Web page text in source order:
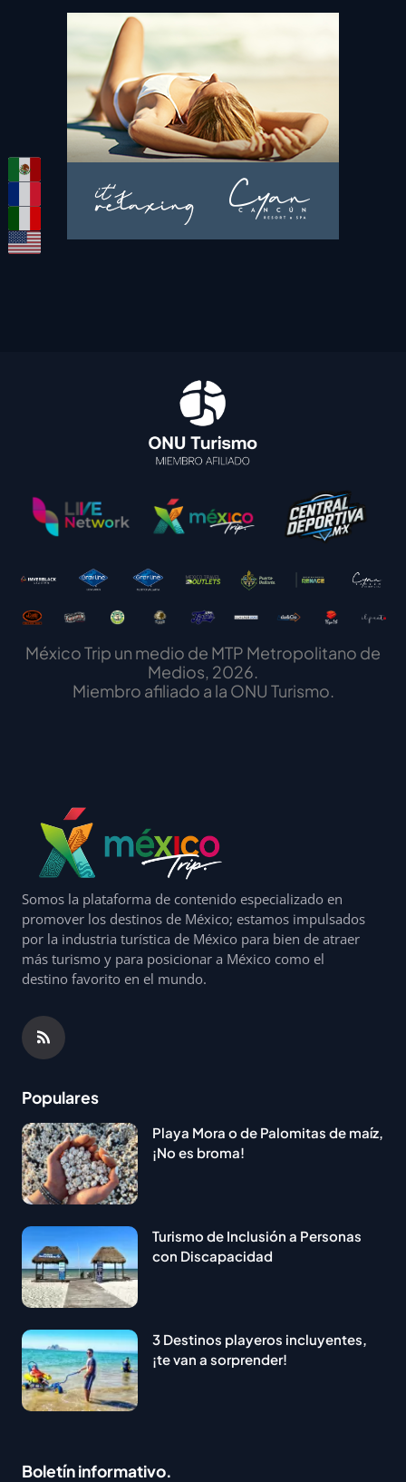
México Trip un medio de MTP Metropolitano de
Medios, 2026.
Miembro afiliado a la ONU Turismo.
Somos la plataforma de contenido especializado en
promover los destinos de México; estamos impulsados
por la industria turística de México para bien de atraer
más turismo y para posicionar a México como el
destino favorito en el mundo.
Populares
Playa Mora o de Palomitas de maíz,
¡No es broma!
Turismo de Inclusión a Personas
con Discapacidad
3 Destinos playeros incluyentes,
¡te van a sorprender!
Boletín informativo.